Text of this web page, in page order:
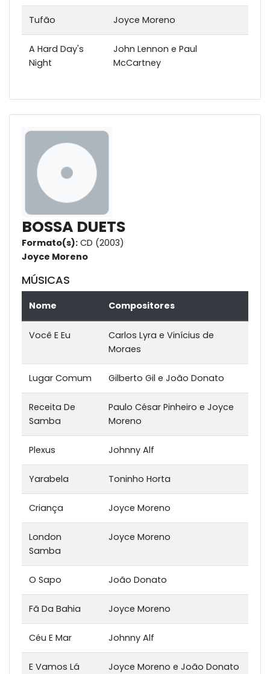
Tufão Joyce Moreno
A Hard Day's
Night
John Lennon e Paul
McCartney
BOSSA DUETS
Formato(s): CD (2003)
Joyce Moreno
MÚSICAS
Nome Compositores
Você E Eu
Carlos Lyra e Vinícius de
Moraes
Lugar Comum Gilberto Gil e João Donato
Receita De
Samba
Paulo César Pinheiro e Joyce
Moreno
Plexus Johnny Alf
Yarabela Toninho Horta
Criança Joyce Moreno
London
Samba
Joyce Moreno
O Sapo João Donato
Fã Da Bahia Joyce Moreno
Céu E Mar Johnny Alf
E Vamos Lá Joyce Moreno e João Donato